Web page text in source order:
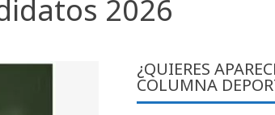
2026
¿QUIERES
COLUMNA